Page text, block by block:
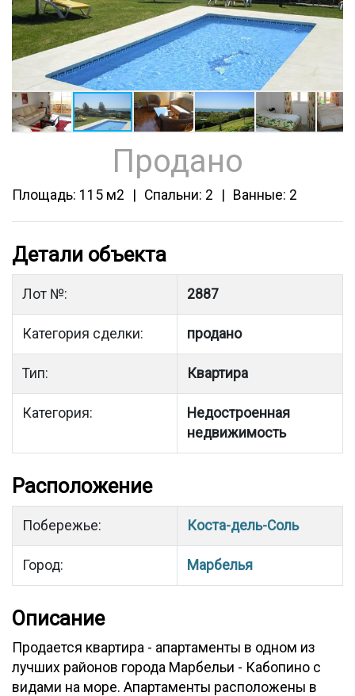
Продано
Площадь: 115 м2 Спальни: 2 Ванные: 2
Детали объекта
Лот №: 2887
Категория сделки: продано
Тип: Квартира
Категория:
Недостроенная
недвижимость
Расположение
Побережье: Коста-дель-Соль
Город: Марбелья
Описание
Продается квартира - апартаменты в одном из
лучших районов города Марбельи - Кабопино с
видами на море. Апартаменты расположены в